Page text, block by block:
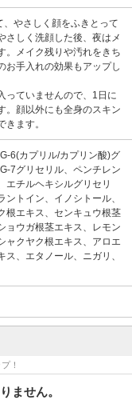
やさしく顔をふきとって
さしく洗顔した後、夜はメ
。メイク残りや汚れをきち
お手入れの効果もアップし
っていませんので、1日に
。顔以外にも全身のスキン
ます。
6(カプリル/カプリン酸)グ
7グリセリル、ペンチレン
エチルヘキシルグリセリ
トイン、イノシトール、
根エキス、センキュウ根茎
ョウガ根茎エキス、レモン
ャクヤク根エキス、アロエ
、エタノール、ニガリ、
！
ません。